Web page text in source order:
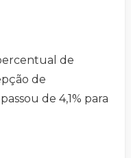
de
de
de 4,1% para